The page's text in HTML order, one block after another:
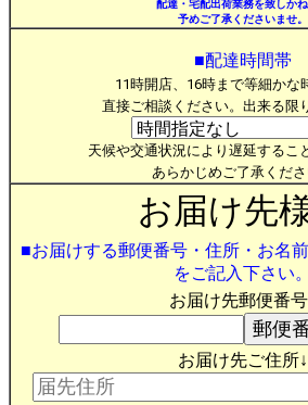
配達・宅配出荷業務を致しか
予めご了承くださいませ。
■配達時間帯
11時開店、16時まで等細かな
直接ご相談ください。出来る限
天候や交通状況により遅延するこ
あらかじめご了承くださ
お届け先
■お届けする郵便番号・住所・お名
をご記入下さい。
お届け先郵便番
お届け先ご住所↓